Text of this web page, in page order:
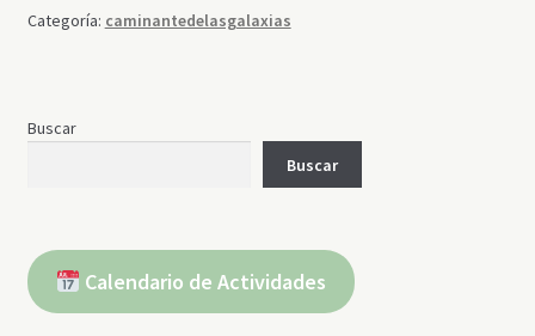
Categoría: caminantedelasgalaxias
Buscar
Buscar
Calendario de Actividades